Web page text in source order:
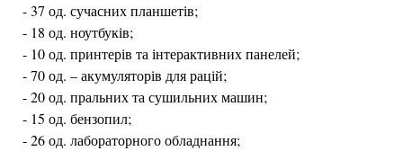
- 37 од. сучасних планшетів;
- 18 од. ноутбуків;
- 10 од. принтерів та інтерактивних панелей;
- 70 од. – акумуляторів для рацій;
- 20 од. пральних та сушильних машин;
- 15 од. бензопил;
- 26 од. лабораторного обладнання;